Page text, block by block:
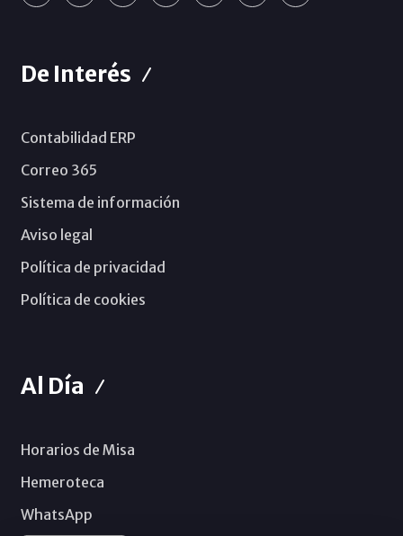
De Interés
Contabilidad ERP
Correo 365
Sistema de información
Aviso legal
Política de privacidad
Política de cookies
Al Día
Horarios de Misa
Hemeroteca
WhatsApp